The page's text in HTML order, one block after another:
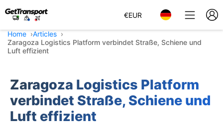
€EUR
Home
Articles
Zaragoza Logistics Platform verbindet Straße, Schiene und
Luft effizient
Zaragoza Logistics Platform
verbindet Straße, Schiene und
Luft effizient